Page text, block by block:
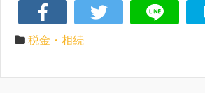
税金・相続